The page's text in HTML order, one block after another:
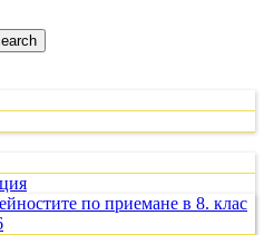
по приемане в 8. клас